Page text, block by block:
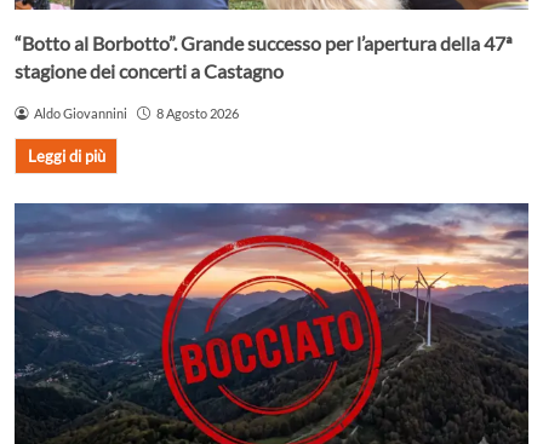
“Botto al Borbotto”. Grande successo per l’apertura della 47ª
stagione dei concerti a Castagno
Aldo Giovannini 8 Agosto 2026
Leggi di più